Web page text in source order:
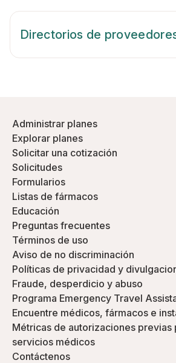
Directorios de
Administrar planes
Explorar planes
Solicitar una cotización
Solicitudes
Formularios
Listas de fármacos
Educación
Preguntas frecuentes
Términos de uso
Aviso de no discriminación
Políticas de privacidad y
Fraude, desperdicio y abuso
Programa Emergency Travel
Encuentre médicos, fármacos e
Métricas de autorizaciones previas
servicios médicos
Contáctenos